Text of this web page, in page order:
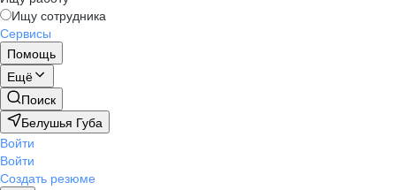
Ищу сотрудника
Сервисы
Помощь
Ещё
Поиск
Белушья Губа
Войти
Войти
Создать резюме